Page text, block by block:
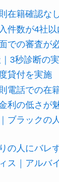
在籍確認なし
件数が4社
での審査が
3秒診断の
貸付を実施
電話での在
利の低さが
ブラックの
の人にバレ
ス｜アルバ